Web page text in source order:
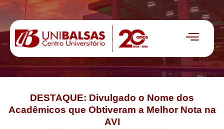
DESTAQUE: Divulgado o Nome dos
Acadêmicos que Obtiveram a Melhor Nota na
AVI